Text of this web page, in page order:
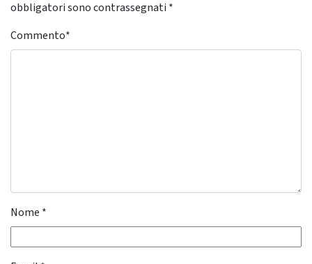
obbligatori sono contrassegnati *
Commento*
Nome *